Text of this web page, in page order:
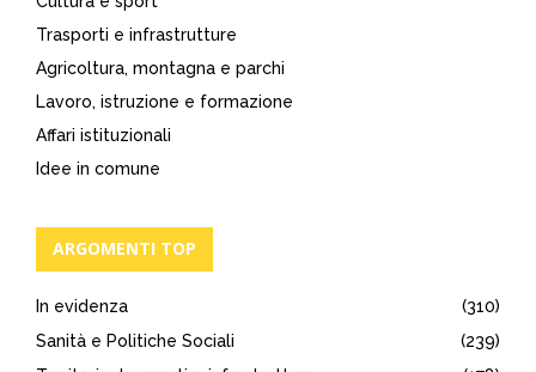
Trasporti e infrastrutture
Agricoltura, montagna e parchi
Lavoro, istruzione e formazione
Affari istituzionali
Idee in comune
ARGOMENTI TOP
In evidenza
(310)
Sanità e Politiche Sociali
(239)